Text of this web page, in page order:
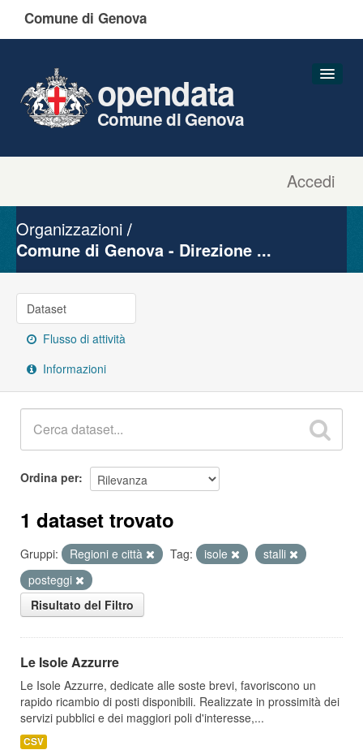
Comune di Genova
Accedi
opendata
Comune di Genova
Gruppi
Organizzazioni
Comune di Genova - Direzione ...
Dataset
Flusso di attività
Informazioni
Ordina per
1 dataset trovato
Gruppi: Regioni e città Tag: isole
stalli
posteggi
Risultato del Filtro
Le Isole Azzurre
Le Isole Azzurre, dedicate alle soste brevi, favoriscono un
rapido ricambio di posti disponibili. Realizzate in prossimità dei
servizi pubblici e dei maggiori poli d'interesse,...
CSV